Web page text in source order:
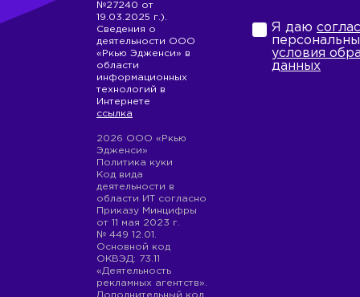
№27240 от
19.03.2025 г.).
Сведения о
деятельности ООО
«Ркью Эдженси» в
области
информационных
технологий в
Интернете
ссылка
2026 ООО «Ркью
Эдженси»
Политика куки
Код вида
деятельности в
области ИТ согласно
Приказу Минцифры
от 11 мая 2023 г.
№ 449 12.01.
Основной код
ОКВЭД: 73.11
«Деятельность
рекламных агентств».
Дополнительный код
Я даю
условия
данных